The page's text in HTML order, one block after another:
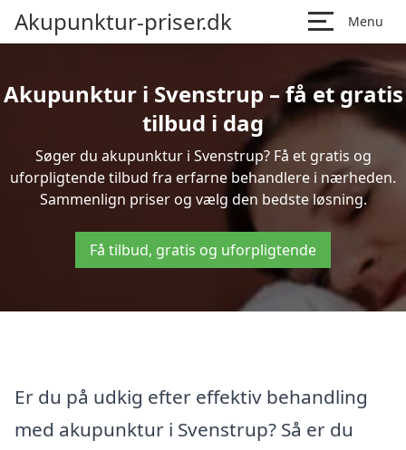
Akupunktur-priser.dk Menu
Akupunktur i Svenstrup – få et gratis
tilbud i dag
Søger du akupunktur i Svenstrup? Få et gratis og
uforpligtende tilbud fra erfarne behandlere i nærheden.
Sammenlign priser og vælg den bedste løsning.
Få tilbud, gratis og uforpligtende
Er du på udkig efter effektiv behandling
med akupunktur i Svenstrup? Så er du